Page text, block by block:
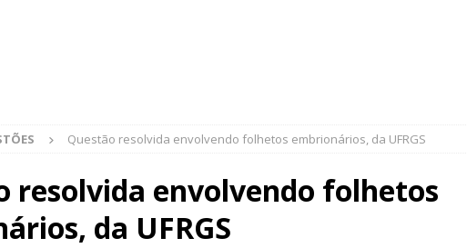
Questão resolvida envolvendo folhetos embrionários, da UFRGS
resolvida envolvendo folhetos
da UFRGS